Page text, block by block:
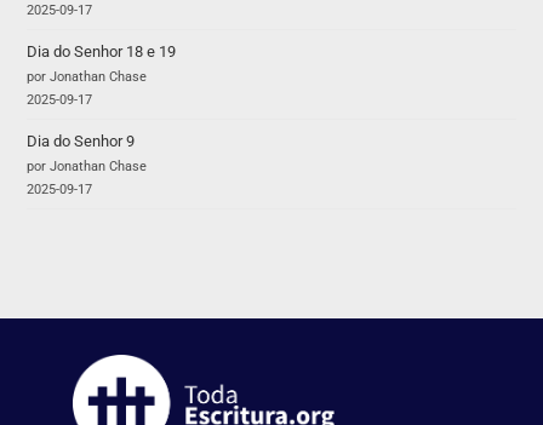
2025-09-17
Dia do Senhor 18 e 19
por Jonathan Chase
2025-09-17
Dia do Senhor 9
por Jonathan Chase
2025-09-17